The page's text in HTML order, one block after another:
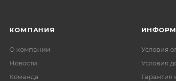
КОМПАНИЯ
О компании
Новости
Команда
Условия
Условия
Гарантия